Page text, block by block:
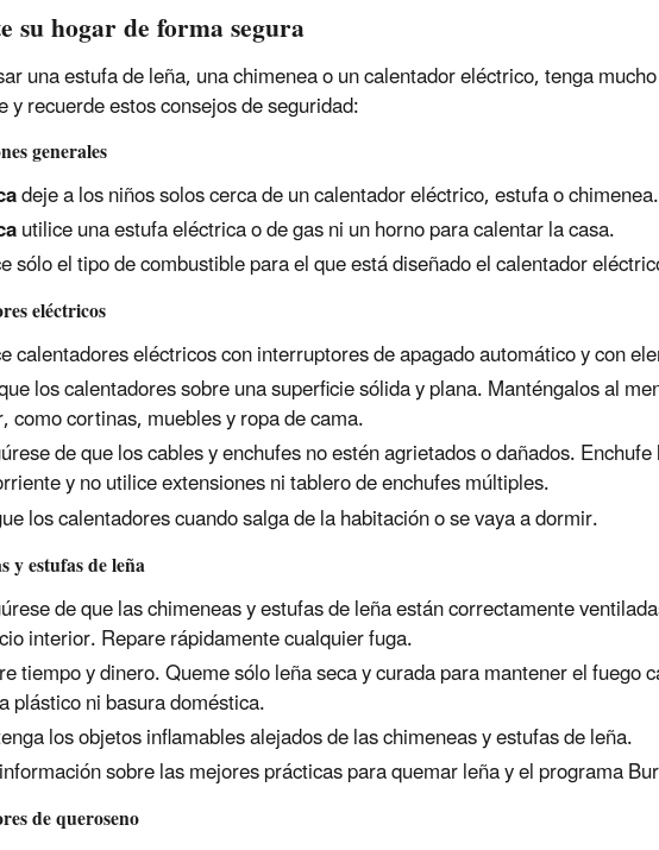
su hogar de forma segura
una estufa de leña, una chimenea o un calentador eléctrico, tenga
y recuerde estos consejos de seguridad:
generales
deje a los niños solos cerca de un calentador eléctrico, estufa o chimenea.
utilice una estufa eléctrica o de gas ni un horno para calentar la casa.
sólo el tipo de combustible para el que está diseñado el calentador
eléctricos
calentadores eléctricos con interruptores de apagado automático y con
los calentadores sobre una superficie sólida y plana. Manténgalos al
como cortinas, muebles y ropa de cama.
de que los cables y enchufes no estén agrietados o dañados.
y no utilice extensiones ni tablero de enchufes múltiples.
los calentadores cuando salga de la habitación o se vaya a dormir.
y estufas de leña
de que las chimeneas y estufas de leña están correctamente
interior. Repare rápidamente cualquier fuga.
tiempo y dinero. Queme sólo leña seca y curada para mantener el fuego
plástico ni basura doméstica.
los objetos inflamables alejados de las chimeneas y estufas de leña.
sobre las mejores prácticas para quemar leña y el programa
de queroseno